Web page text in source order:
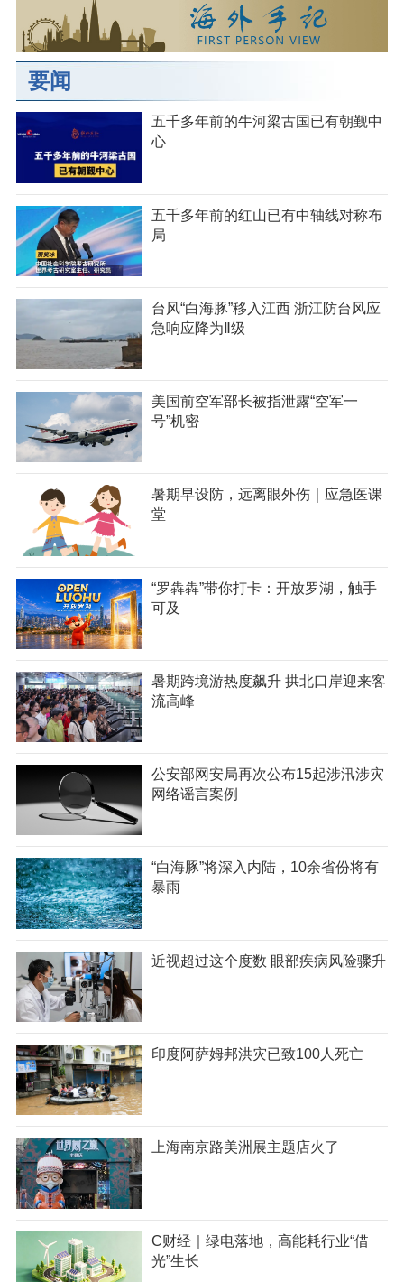
要闻
五千多年前的牛河梁古国已有朝觐中
心
五千多年前的红山已有中轴线对称布
局
台风“白海豚”移入江西 浙江防台风应
急响应降为Ⅱ级
美国前空军部长被指泄露“空军一
号”机密
暑期早设防，远离眼外伤｜应急医课
堂
“罗犇犇”带你打卡：开放罗湖，触手
可及
暑期跨境游热度飙升 拱北口岸迎来客
流高峰
公安部网安局再次公布15起涉汛涉灾
网络谣言案例
“白海豚”将深入内陆，10余省份将有
暴雨
近视超过这个度数 眼部疾病风险骤升
印度阿萨姆邦洪灾已致100人死亡
上海南京路美洲展主题店火了
C财经｜绿电落地，高能耗行业“借
光”生长